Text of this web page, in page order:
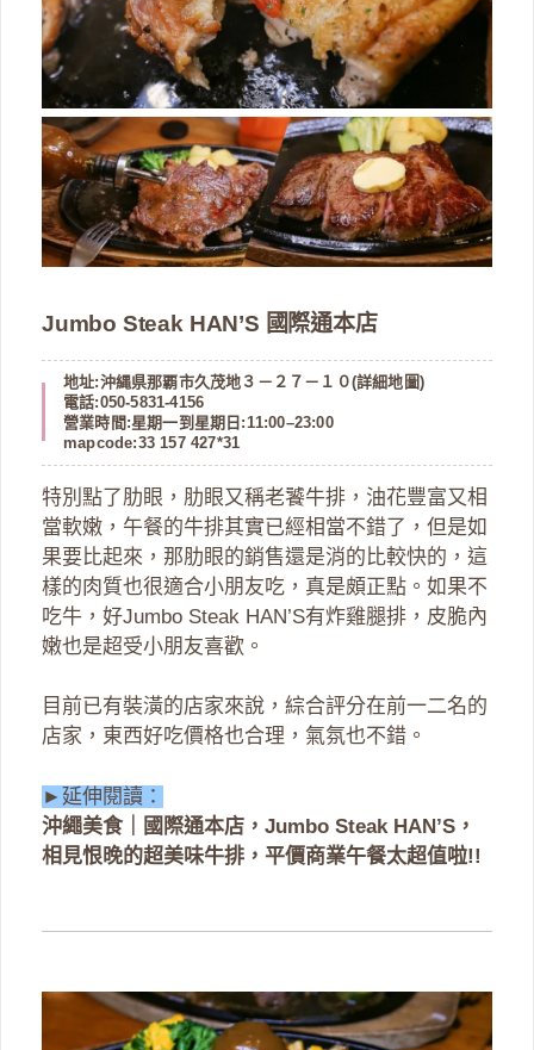
Jumbo Steak HAN’S 國際通本店
地址:沖縄県那覇市久茂地３－２７－１０(詳細地圖)
電話:050-5831-4156
營業時間:星期一到星期日:11:00–23:00
mapcode:33 157 427*31
特別點了肋眼，肋眼又稱老饕牛排，油花豐富又相
當軟嫩，午餐的牛排其實已經相當不錯了，但是如
果要比起來，那肋眼的銷售還是消的比較快的，這
樣的肉質也很適合小朋友吃，真是頗正點。如果不
吃牛，好Jumbo Steak HAN’S有炸雞腿排，皮脆內
嫩也是超受小朋友喜歡。
目前已有裝潢的店家來說，綜合評分在前一二名的
店家，東西好吃價格也合理，氣氛也不錯。
►延伸閱讀：
沖繩美食｜國際通本店，Jumbo Steak HAN’S，
相見恨晚的超美味牛排，平價商業午餐太超值啦!!